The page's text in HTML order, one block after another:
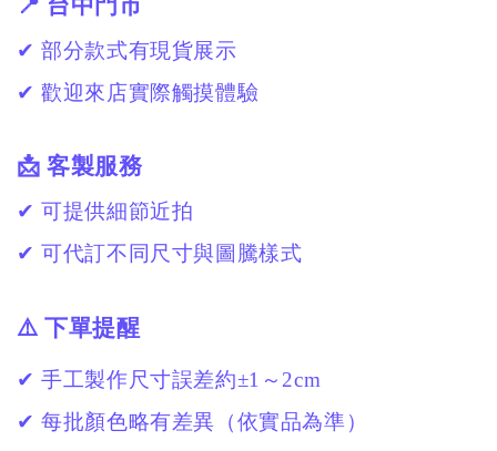
📍 台中門市
✔ 部分款式有現貨展示
✔ 歡迎來店實際觸摸體驗
📩 客製服務
✔ 可提供細節近拍
✔ 可代訂不同尺寸與圖騰樣式
⚠️ 下單提醒
✔ 手工製作尺寸誤差約±1～2cm
✔ 每批顏色略有差異（依實品為準）